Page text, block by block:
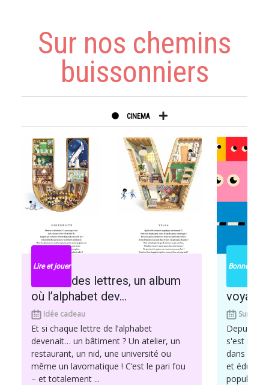
Sur nos chemins
buissonniers
CINEMA
Lire et jouer
La Cité des lettres, un album
où l’alphabet dev...
Idée cadeau
Et si chaque lettre de l’alphabet
devenait… un bâtiment ? Un atelier, un
restaurant, un nid, une université ou
même un lavomatique ! C’est le pari fou
– et totalement ...
Bonnes
voyage
Sur la
Depuis
s'est
dans le
et
populaire...